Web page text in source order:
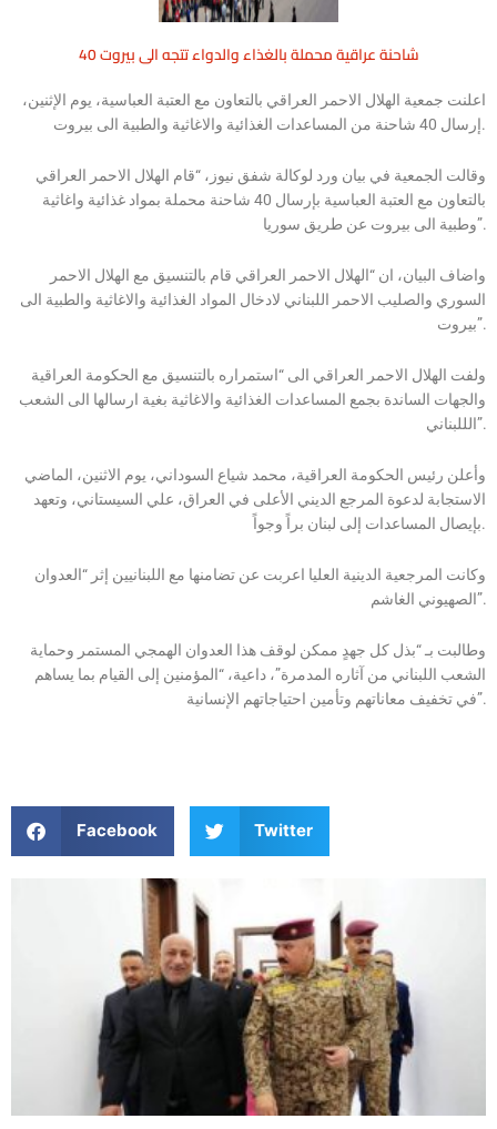
40 شاحنة عراقية محملة بالغذاء والدواء تتجه الى بيروت
اعلنت جمعية الهلال الاحمر العراقي بالتعاون مع العتبة العباسية، يوم الإثنين،
إرسال 40 شاحنة من المساعدات الغذائية والاغاثية والطبية الى بيروت.
وقالت الجمعية في بيان ورد لوكالة شفق نيوز، “قام الهلال الاحمر العراقي
بالتعاون مع العتبة العباسية بإرسال 40 شاحنة محملة بمواد غذائية واغاثية
وطبية الى بيروت عن طريق سوريا”.
واضاف البيان، ان “الهلال الاحمر العراقي قام بالتنسيق مع الهلال الاحمر
السوري والصليب الاحمر اللبناني لادخال المواد الغذائية والاغاثية والطبية الى
بيروت”.
ولفت الهلال الاحمر العراقي الى “استمراره بالتنسيق مع الحكومة العراقية
والجهات الساندة بجمع المساعدات الغذائية والاغاثية بغية ارسالها الى الشعب
الللبناني”.
وأعلن رئيس الحكومة العراقية، محمد شياع السوداني، يوم الاثنين، الماضي
الاستجابة لدعوة المرجع الديني الأعلى في العراق، علي السيستاني، وتعهد
بإيصال المساعدات إلى لبنان براً وجواً.
وكانت المرجعية الدينية العليا اعربت عن تضامنها مع اللبنانيين إثر “العدوان
الصهيوني الغاشم”.
وطالبت بـ “بذل كل جهدٍ ممكن لوقف هذا العدوان الهمجي المستمر وحماية
الشعب اللبناني من آثاره المدمرة”، داعية، “المؤمنين إلى القيام بما يساهم
في تخفيف معاناتهم وتأمين احتياجاتهم الإنسانية”.
Facebook Twitter